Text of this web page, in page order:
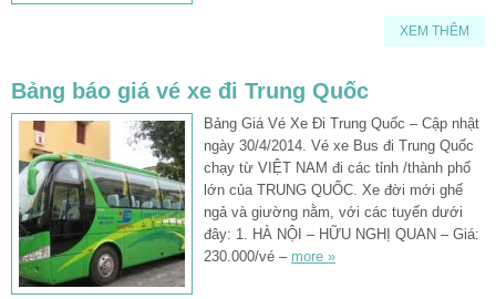
XEM THÊM
Bảng báo giá vé xe đi Trung Quốc
Bảng Giá Vé Xe Đi Trung Quốc – Cập nhật
ngày 30/4/2014. Vé xe Bus đi Trung Quốc
chạy từ VIỆT NAM đi các tỉnh /thành phố
lớn của TRUNG QUỐC. Xe đời mới ghế
ngả và giường nằm, với các tuyến dưới
đây: 1. HÀ NỘI – HỮU NGHỊ QUAN – Giá:
230.000/vé – more »